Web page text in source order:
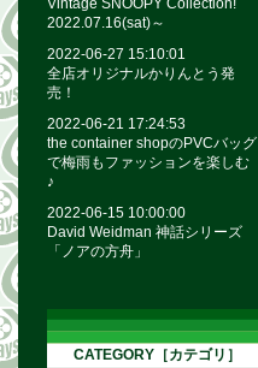
Vintage SNOOPY Collection!
2022.07.16(sat)～
2022-06-27 15:10:01
全店オリジナルかりんとう発
売！
2022-06-21 17:24:53
the container shopのPVCバッグ
で梅雨もファッションを楽しむ
♪
2022-06-15 10:00:00
David Weidman 神話シリーズ
「ノアの方舟」
CATEGORY［カテゴリ］